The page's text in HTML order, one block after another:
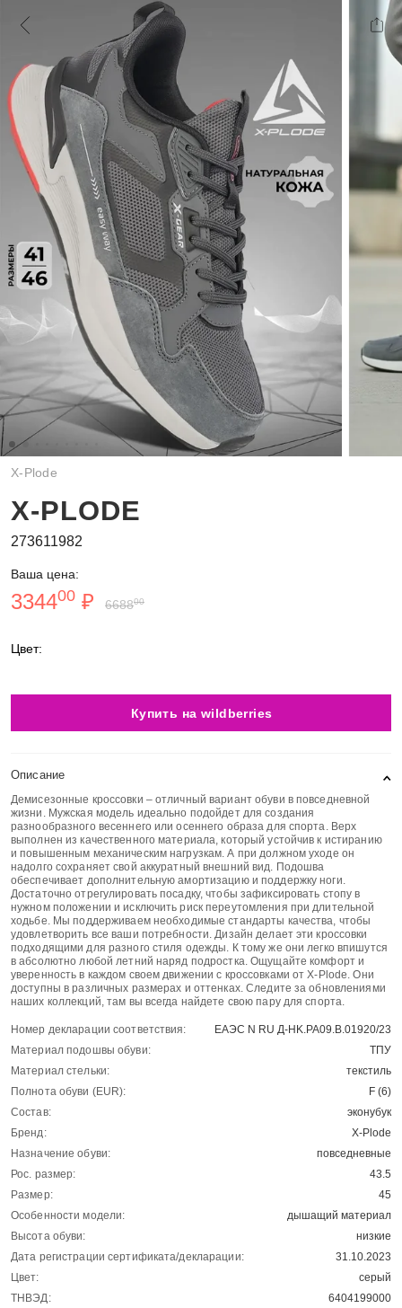
X-Plode
X-PLODE
273611982
Ваша цена:
334400 ₽ 668800
Цвет:
Купить на wildberries
Описание
Демисезонные кроссовки – отличный вариант обуви в повседневной
жизни. Мужская модель идеально подойдет для создания
разнообразного весеннего или осеннего образа для спорта. Верх
выполнен из качественного материала, который устойчив к истиранию
и повышенным механическим нагрузкам. А при должном уходе он
надолго сохраняет свой аккуратный внешний вид. Подошва
обеспечивает дополнительную амортизацию и поддержку ноги.
Достаточно отрегулировать посадку, чтобы зафиксировать стопу в
нужном положении и исключить риск переутомления при длительной
ходьбе. Мы поддерживаем необходимые стандарты качества, чтобы
удовлетворить все ваши потребности. Дизайн делает эти кроссовки
подходящими для разного стиля одежды. К тому же они легко впишутся
в абсолютно любой летний наряд подростка. Ощущайте комфорт и
уверенность в каждом своем движении с кроссовками от X-Plode. Они
доступны в различных размерах и оттенках. Следите за обновлениями
наших коллекций, там вы всегда найдете свою пару для спорта.
Номер декларации соответствия:
ЕАЭС N RU Д-HK.РА09.В.01920/23
Материал подошвы обуви:
ТПУ
Материал стельки:
текстиль
Полнота обуви (EUR):
F (6)
Состав:
эконубук
Бренд:
X-Plode
Назначение обуви:
повседневные
Рос. размер:
43.5
Размер:
45
Особенности модели:
дышащий материал
Высота обуви:
низкие
Дата регистрации сертификата/декларации:
31.10.2023
Цвет:
серый
ТНВЭД:
6404199000